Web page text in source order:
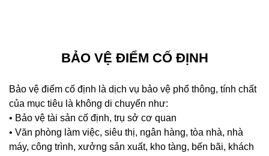
BẢO VỆ ĐIỂM CỐ ĐỊNH
Bảo vệ điểm cố định là dịch vụ bảo vệ phổ thông, tính chất
của mục tiêu là không di chuyển như:
• Bảo vệ tài sản cố định, trụ sở cơ quan
• Văn phòng làm việc, siêu thị, ngân hàng, tòa nhà, nhà
máy, công trình, xưởng sản xuất, kho tàng, bến bãi, khách